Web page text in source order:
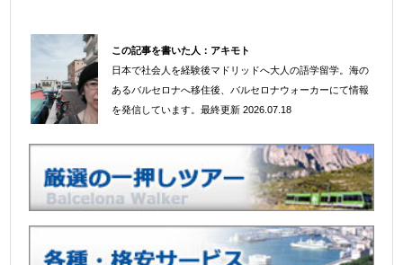
この記事を書いた人： アキモト
日本で社会人を経験後マドリッドへ大人の語学留学。海の
あるバルセロナへ移住後、バルセロナウォーカーにて情報
を発信しています。最終更新 2026.07.18